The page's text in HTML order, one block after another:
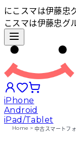
にこスマは伊藤忠
こスマは伊藤忠グ
iPhone
Android
iPad/Tablet
Home > 中古スマートフ